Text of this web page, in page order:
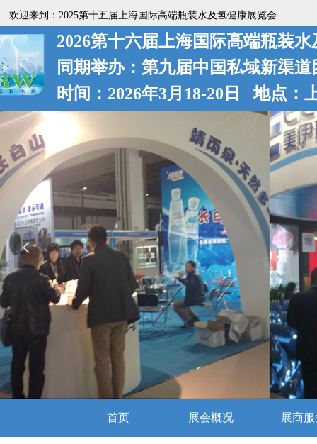
欢迎来到：2025第十五届上海国际高端瓶装水及氢健康展览会
넳
2026第十六届上海国际高端瓶装
同期举办：第九届中国私域新渠道
时间：2026年3月18-20日 地点：
首页 展会概况 展商